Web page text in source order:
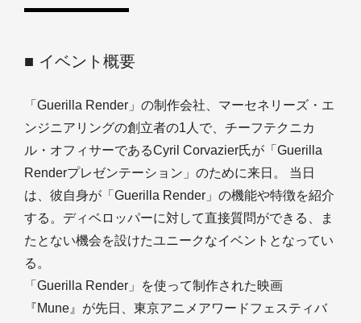
■ イベント概要
「Guerilla Render」の制作会社、マーセネリーズ・エ
ンジニアリングの創立者の1人で、チーフテクニカ
ル・オフィサーであるCyril Corvazier氏が「Guerilla
Renderプレゼンテーション」のために来日。 当日
は、彼自身が「Guerilla Render」の機能や特徴を紹介
する。ディベロッパーに対して直接質問ができる、ま
たとない機会を設けたユニークなイベントとなってい
る。
「Guerilla Render」を使って制作された映画
『Mune』が先日、東京アニメアワードフェスティバ